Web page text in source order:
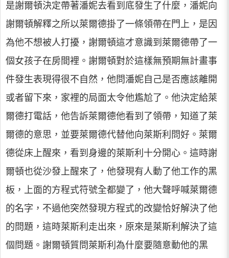
是謝爾頓決定帶著潘妮去看到底發生了什麼，潘妮向
謝爾頓解釋之所以萊爾德掛了一條領帶在門上，是因
為他不想被人打擾，謝爾頓這才意識到萊爾德帶了一
個女孩子在房間裡。謝爾頓對於這樣無預期無計畫事
件發生表現得很不自然，他問潘妮自己是否應該離開
或者留下來，家裡的局面太令他尷尬了。他決定給萊
爾德打電話，他告訴萊爾德他看到了領帶，知道了萊
爾德的意思，並要萊爾德代替他向萊斯利問好。萊爾
德從床上醒來，看到身邊的萊斯利十分開心。這時謝
爾頓也從沙發上醒來了，他發現有人動了他工作的黑
板，上面的方程式符號全都變了，他大聲呼喊萊爾德
的名字，不過他突然發現方程式的改變恰好解決了他
的問題，這時萊斯利走出來，原來是萊斯利解決了這
個問題。謝爾頓質問萊斯利為什麼要隨意動他的黑